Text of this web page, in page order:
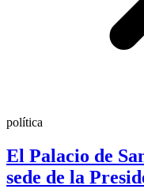
política
El Palacio de
sede de la